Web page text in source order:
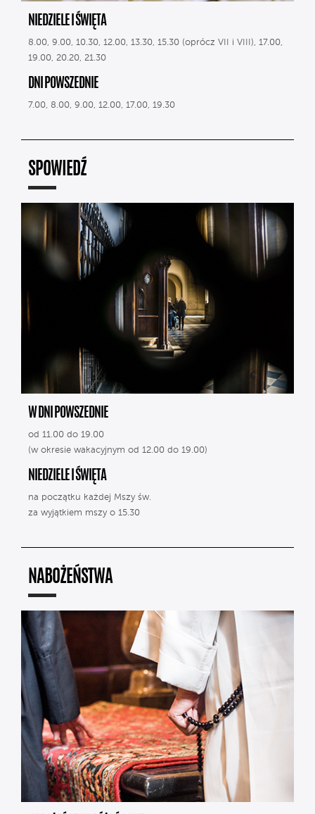
NIEDZIELE I ŚWIĘTA
8.00, 9.00, 10.30, 12.00, 13.30, 15.30 (oprócz VII i VIII), 17.00,
19.00, 20.20, 21.30
DNI POWSZEDNIE
7.00, 8.00, 9.00, 12.00, 17.00, 19.30
SPOWIEDŹ
W DNI POWSZEDNIE
od 11.00 do 19.00
(w okresie wakacyjnym od 12.00 do 19.00)
NIEDZIELE I ŚWIĘTA
na początku każdej Mszy św.
za wyjątkiem mszy o 15.30
NABOŻEŃSTWA